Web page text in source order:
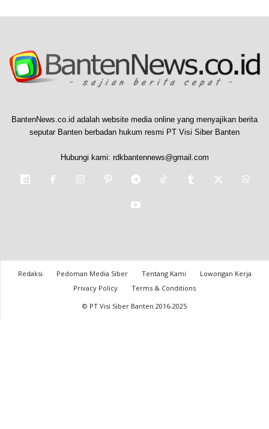
BantenNews.co.id adalah website media online yang menyajikan berita
seputar Banten berbadan hukum resmi PT Visi Siber Banten
Hubungi kami: rdkbantennews@gmail.com
Redaksi Pedoman Media Siber Tentang Kami
Lowongan Kerja
Privacy Policy
Terms & Conditions
© PT Visi Siber Banten 2016-2025